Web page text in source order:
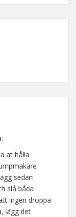
at hålla
sedan
slå båda
ingen droppa
lägg det